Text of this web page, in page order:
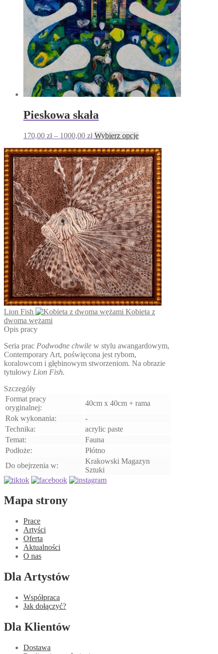
na
stronie
produktu
Pieskowa skała
170,00 zł – 1000,00 złZakres
od
170,00 zł
do
1000,00 zł
Wybierz opcjeTen
ma
wiele
wariantów.
Opcje
można
wybrać
na
stronie
produktu
Lion Fish
Kobieta z
dwoma wężami
Opis pracy
Seria prac Podwodne chwile w stylu awangardowym,
Contemporary Art, poświęcona jest rybom,
koralowcom i głębinowym stworzeniom. Na obrazie
tytułowy Lion Fish.
Szczegóły
Format pracy
oryginalnej:
40cm x 40cm + rama
Rok wykonania:
-
Technika:
acrylic paste
Temat:
Fauna
Podłoże:
Płótno
Do obejrzenia w:
Krakowski Magazyn
Sztuki
Mapa strony
Prace
Artyści
Oferta
Aktualności
O nas
Dla Artystów
Współpraca
Jak dołączyć?
Dla Klientów
Dostawa